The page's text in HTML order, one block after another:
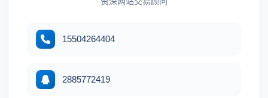
15504264404
2885772419